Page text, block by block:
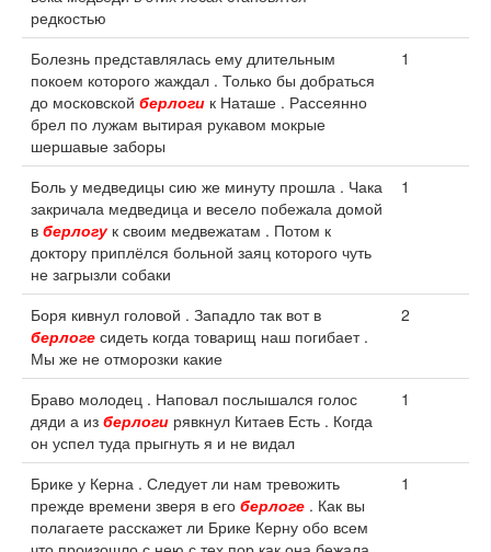
редкостью
Болезнь представлялась ему длительным
покоем которого жаждал . Только бы добраться
до московской берлоги к Наташе . Рассеянно
брел по лужам вытирая рукавом мокрые
шершавые заборы
1
Боль у медведицы сию же минуту прошла . Чака
закричала медведица и весело побежала домой
в берлогук своим медвежатам . Потом к
доктору приплёлся больной заяц которого чуть
не загрызли собаки
1
Боря кивнул головой . Западло так вот в
берлоге сидеть когда товарищ наш погибает .
Мы же не отморозки какие
2
Браво молодец . Наповал послышался голос
дяди а из берлоги рявкнул Китаев Есть . Когда
он успел туда прыгнуть я и не видал
1
Брике у Керна . Следует ли нам тревожить
прежде времени зверя в его берлоге . Как вы
полагаете расскажет ли Брике Керну обо всем
1